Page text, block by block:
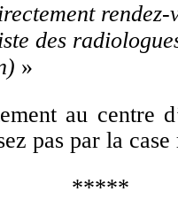
rendez-
des
»
au centre
pas par la
*****